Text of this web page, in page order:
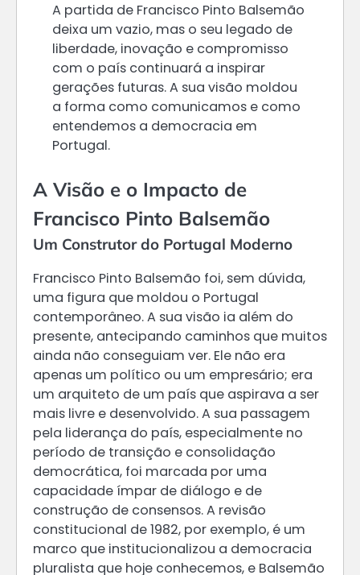
A partida de Francisco Pinto Balsemão
deixa um vazio, mas o seu legado de
liberdade, inovação e compromisso
com o país continuará a inspirar
gerações futuras. A sua visão moldou
a forma como comunicamos e como
entendemos a democracia em
Portugal.
A Visão e o Impacto de
Francisco Pinto Balsemão
Um Construtor do Portugal Moderno
Francisco Pinto Balsemão foi, sem dúvida,
uma figura que moldou o Portugal
contemporâneo. A sua visão ia além do
presente, antecipando caminhos que muitos
ainda não conseguiam ver. Ele não era
apenas um político ou um empresário; era
um arquiteto de um país que aspirava a ser
mais livre e desenvolvido. A sua passagem
pela liderança do país, especialmente no
período de transição e consolidação
democrática, foi marcada por uma
capacidade ímpar de diálogo e de
construção de consensos. A revisão
constitucional de 1982, por exemplo, é um
marco que institucionalizou a democracia
pluralista que hoje conhecemos, e Balsemão